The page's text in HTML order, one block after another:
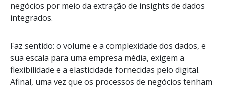
negócios por meio da extração de insights de dados
integrados.
Faz sentido: o volume e a complexidade dos dados, e
sua escala para uma empresa média, exigem a
flexibilidade e a elasticidade fornecidas pelo digital.
Afinal, uma vez que os processos de negócios tenham